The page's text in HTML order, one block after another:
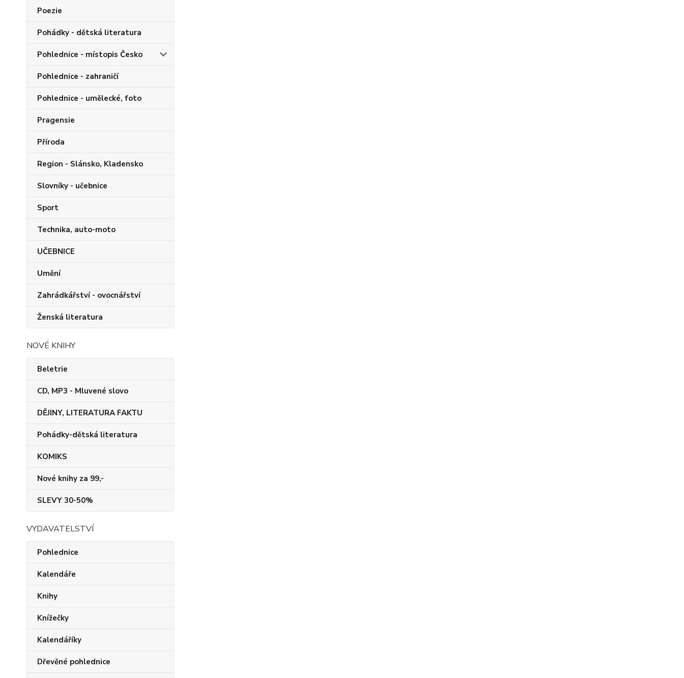
Poezie
Pohádky - dětská literatura
Pohlednice - místopis Česko
Pohlednice - zahraničí
Pohlednice - umělecké, foto
Pragensie
Příroda
Region - Slánsko, Kladensko
Slovníky - učebnice
Sport
Technika, auto-moto
UČEBNICE
Umění
Zahrádkářství - ovocnářství
Ženská literatura
NOVÉ KNIHY
Beletrie
CD, MP3 - Mluvené slovo
DĚJINY, LITERATURA FAKTU
Pohádky-dětská literatura
KOMIKS
Nové knihy za 99,-
SLEVY 30-50%
VYDAVATELSTVÍ
Pohlednice
Kalendáře
Knihy
Knížečky
Kalendáříky
Dřevěné pohlednice